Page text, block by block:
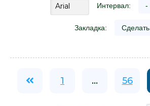
Интервал: -
Закладка: Сделать
1 ... 56